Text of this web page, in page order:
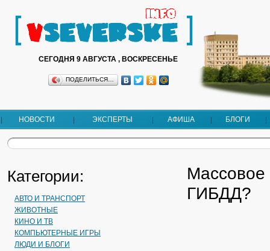
СЕГОДНЯ 9 АВГУСТА , ВОСКРЕСЕНЬЕ
ПОДЕЛИТЬСЯ…
НОВОСТИ ЭКСПЕРТЫ АФИША БЛОГИ
Категории:
АВТО И ТРАНСПОРТ
ЖИВОТНЫЕ
КИНО И ТВ
КОМПЬЮТЕРНЫЕ ИГРЫ
ЛЮДИ И БЛОГИ
ГИБДД?